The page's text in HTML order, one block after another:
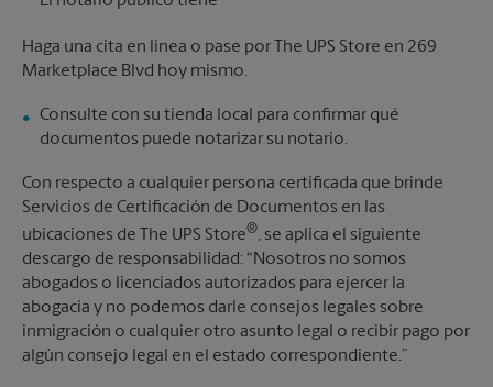
Haga una cita en línea o pase por The UPS Store en 269
Marketplace Blvd hoy mismo.
Consulte con su tienda local para confirmar qué
documentos puede notarizar su notario.
Con respecto a cualquier persona certificada que brinde
Servicios de Certificación de Documentos en las
ubicaciones de The UPS Store®, se aplica el siguiente
descargo de responsabilidad: “Nosotros no somos
abogados o licenciados autorizados para ejercer la
abogacía y no podemos darle consejos legales sobre
inmigración o cualquier otro asunto legal o recibir pago por
algún consejo legal en el estado correspondiente.”